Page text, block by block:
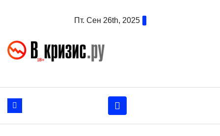
Пт. Сен 26th, 2025